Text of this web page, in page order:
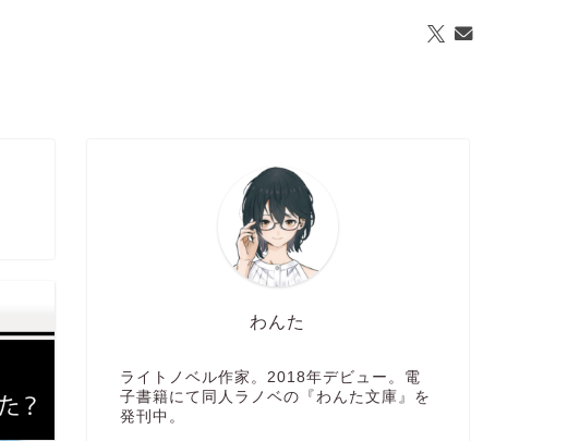
わんた
ライトノベル作家。2018年デビュー。電
子書籍にて同人ラノベの『わんた文庫』を
発刊中。